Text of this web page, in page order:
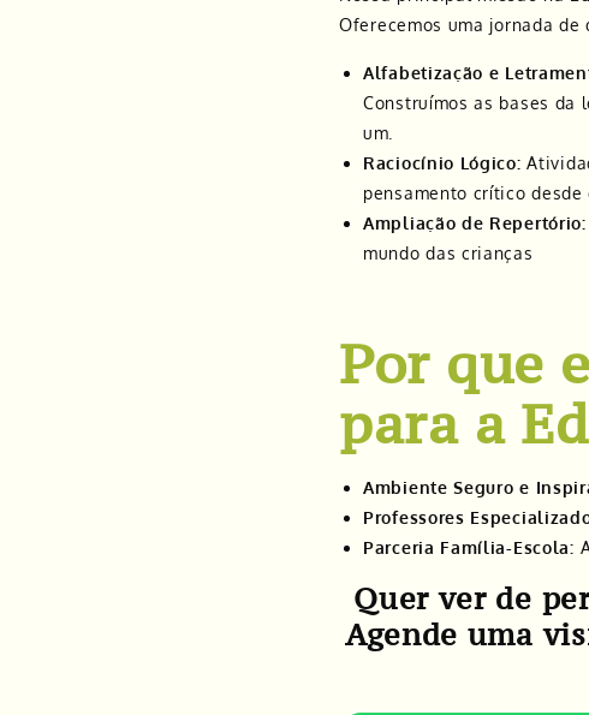
Oferecemos uma jornada
Alfabetização e
Construímos as bases
um.
Raciocínio Lógico:
pensamento crítico desde
Ampliação de Repertório:
mundo das crianças
Por que
para a
Ambiente Seguro e
Professores
Parceria Família-Escola:
Quer ver de
Agende uma